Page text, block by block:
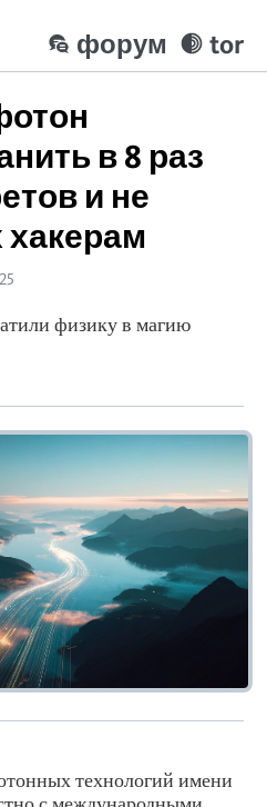
tor
форум
в 8 раз
и не
физику в магию
технологий имени